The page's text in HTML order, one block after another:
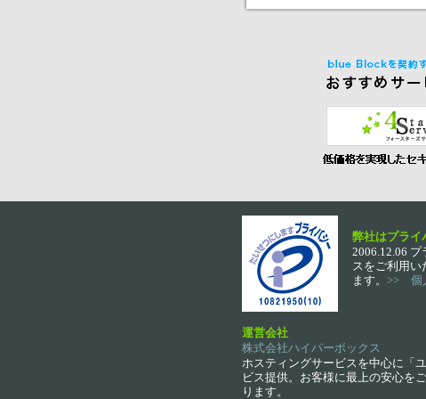
弊社はプライ
2006.12.06
スをご利用い
ます。 >> 個
運営会社
株式会社ハイパーボックス
ホスティングサービスを中心に「
ビス提供。お客様に最上の安心を
ります。